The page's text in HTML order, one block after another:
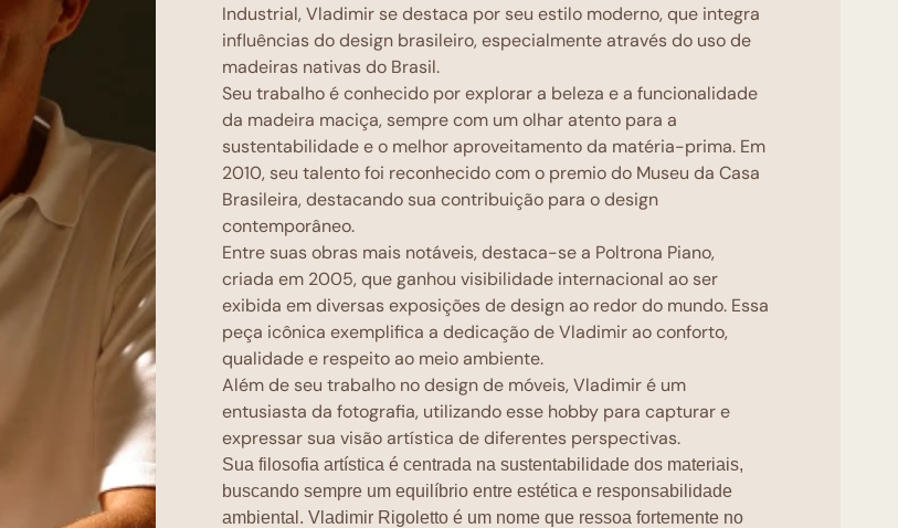
Industrial, Vladimir se destaca por seu estilo moderno, que integra
influências do design brasileiro, especialmente através do uso de
madeiras nativas do Brasil.
Seu trabalho é conhecido por explorar a beleza e a funcionalidade
da madeira maciça, sempre com um olhar atento para a
sustentabilidade e o melhor aproveitamento da matéria-prima. Em
2010, seu talento foi reconhecido com o premio do Museu da Casa
Brasileira, destacando sua contribuição para o design
contemporâneo.
Entre suas obras mais notáveis, destaca-se a Poltrona Piano,
criada em 2005, que ganhou visibilidade internacional ao ser
exibida em diversas exposições de design ao redor do mundo. Essa
peça icônica exemplifica a dedicação de Vladimir ao conforto,
qualidade e respeito ao meio ambiente.
Além de seu trabalho no design de móveis, Vladimir é um
entusiasta da fotografia, utilizando esse hobby para capturar e
expressar sua visão artística de diferentes perspectivas.
Sua filosofia artística é centrada na sustentabilidade dos materiais,
buscando sempre um equilíbrio entre estética e responsabilidade
ambiental. Vladimir Rigoletto é um nome que ressoa fortemente no